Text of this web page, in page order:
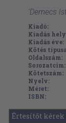
'Demecs
Kiadó:
Kiadás
Kiadás éve:
Kötés
Oldalszám:
Sorozatcím:
Kötetszám:
Nyelv:
Méret:
ISBN:
Értesítőt kérek